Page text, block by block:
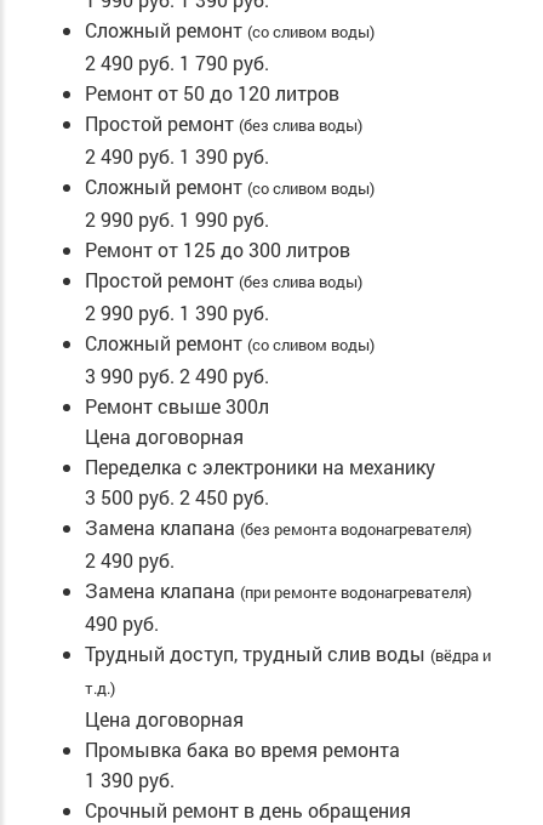
Сложный ремонт (со сливом воды)
2 490 руб. 1 790 руб.
Ремонт от 50 до 120 литров
Простой ремонт (без слива воды)
2 490 руб. 1 390 руб.
Сложный ремонт (со сливом воды)
2 990 руб. 1 990 руб.
Ремонт от 125 до 300 литров
Простой ремонт (без слива воды)
2 990 руб. 1 390 руб.
Сложный ремонт (со сливом воды)
3 990 руб. 2 490 руб.
Ремонт свыше 300л
Цена договорная
Переделка с электроники на механику
3 500 руб. 2 450 руб.
Замена клапана (без ремонта водонагревателя)
2 490 руб.
Замена клапана (при ремонте водонагревателя)
490 руб.
Трудный доступ, трудный слив воды (вёдра и
т.д.)
Цена договорная
Промывка бака во время ремонта
1 390 руб.
Срочный ремонт в день обращения